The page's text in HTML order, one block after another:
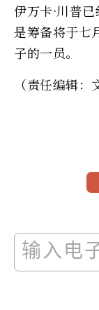
伊万卡·川普
是筹备将于七
子的一员。
（责任编辑：